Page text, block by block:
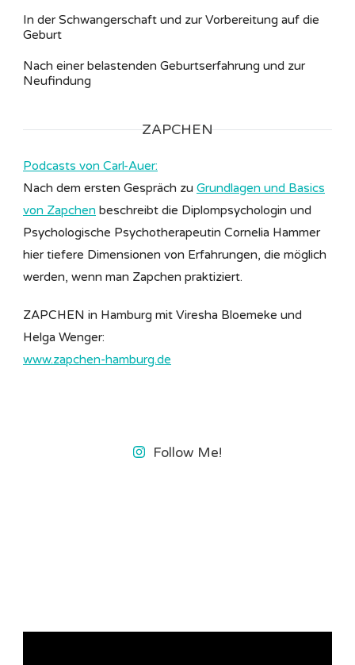
In der Schwangerschaft und zur Vorbereitung auf die
Geburt
Nach einer belastenden Geburtserfahrung und zur
Neufindung
ZAPCHEN
Podcasts von Carl-Auer:
Nach dem ersten Gespräch zu Grundlagen und Basics
von Zapchen beschreibt die Diplompsychologin und
Psychologische Psychotherapeutin Cornelia Hammer
hier tiefere Dimensionen von Erfahrungen, die möglich
werden, wenn man Zapchen praktiziert.
ZAPCHEN in Hamburg mit Viresha Bloemeke und
Helga Wenger:
www.zapchen-hamburg.de
Follow Me!